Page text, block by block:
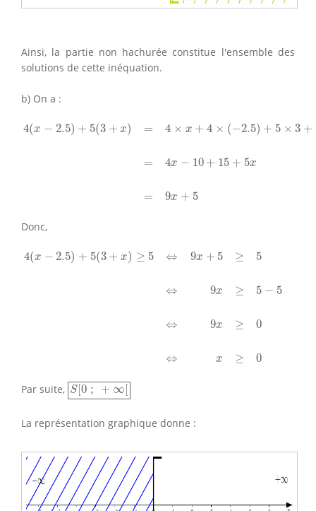
Ainsi, la partie non hachurée constitue l'ensemble des
solutions de cette inéquation.
b) On a :
4(x − 2.5) + 5(3 + x) = 4 × x + 4 × (−2.5) + 5 × 3 +
= 4x − 10 + 15 + 5x
= 9x + 5
4(x− 2.5 )+5 ( 3+x) = 4×x 2.5 )+ 5 ×3 + 5× x= 4x − 10+ 15 +
Donc,
4(x − 2.5) + 5(3 + x) ≥ 5 ⇔ 9x + 5 ≥ 5
⇔ 9x ≥ 5 − 5
⇔ 9x ≥ 0
⇔ x ≥ 0
4(x− 2.5 )+5 ( +x) ≥ ⇔ 9x + 5 9x≥ 5 − ⇔ ≥
Par suite, S[ 0 ; + ∞
S[0;+∞[
La représentation graphique donne :